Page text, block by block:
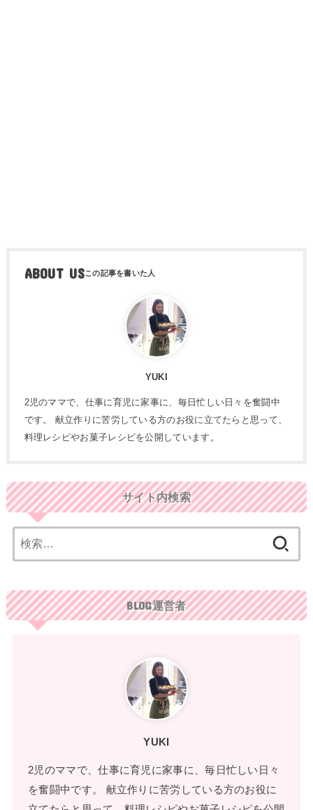
ABOUT US
YUKI
2児のママで、仕事に育児に家事に、毎日忙しい日々を奮闘中
です。 献立作りに苦労している方のお役に立てたらと思って、
料理レシピやお菓子レシピを公開しています。
サイト内検索
索:
BLOG運営者
YUKI
2児のママで、仕事に育児に家事に、毎日忙しい日々
を奮闘中です。 献立作りに苦労している方のお役に